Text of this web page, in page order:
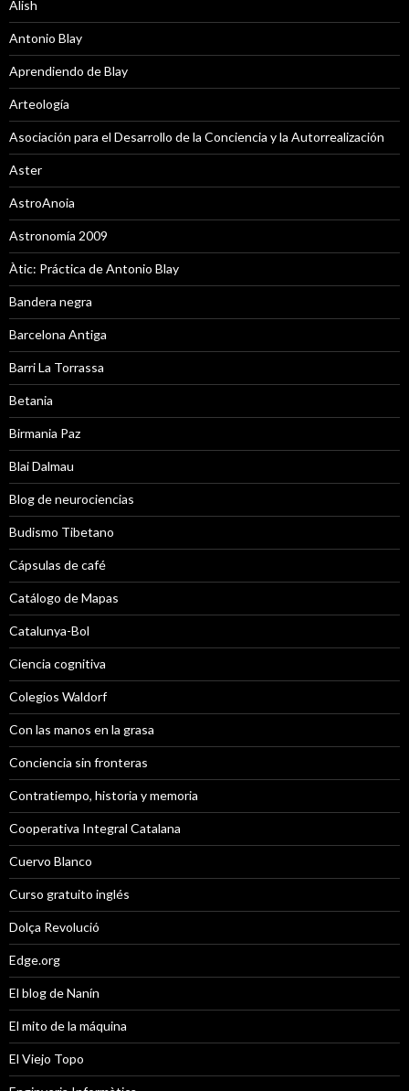
Alish
Antonio Blay
Aprendiendo de Blay
Arteología
Asociación para el Desarrollo de la Conciencia y la Autorrealización
Aster
AstroAnoia
Astronomía 2009
Àtic: Práctica de Antonio Blay
Bandera negra
Barcelona Antiga
Barri La Torrassa
Betania
Birmania Paz
Blai Dalmau
Blog de neurociencias
Budismo Tibetano
Cápsulas de café
Catálogo de Mapas
Catalunya-Bol
Ciencia cognitiva
Colegios Waldorf
Con las manos en la grasa
Conciencia sin fronteras
Contratiempo, historia y memoria
Cooperativa Integral Catalana
Cuervo Blanco
Curso gratuito inglés
Dolça Revolució
Edge.org
El blog de Nanín
El mito de la máquina
El Viejo Topo